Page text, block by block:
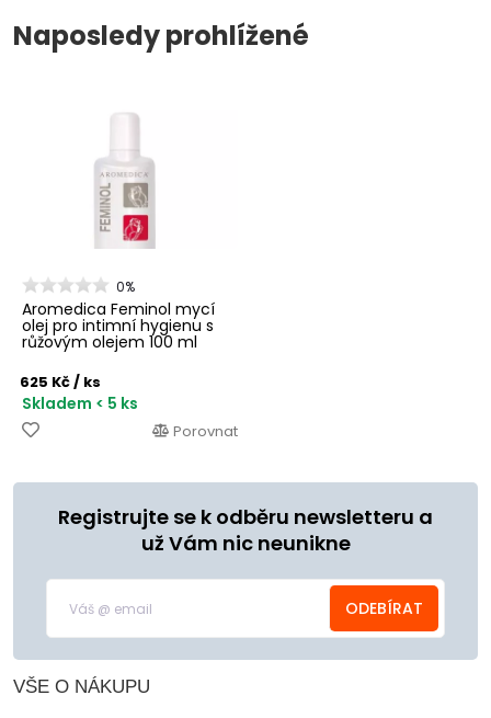
Naposledy prohlížené
0%
Aromedica Feminol mycí
olej pro intimní hygienu s
růžovým olejem 100 ml
625 Kč/ ks
Skladem < 5 ks
Porovnat
Registrujte se k odběru newsletteru a
už Vám nic neunikne
ODEBÍRAT
VŠE O NÁKUPU